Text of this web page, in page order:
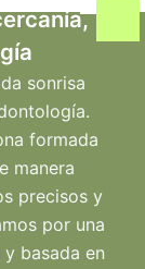
sonrisa
formada
manera
precisos y
por una
basada en